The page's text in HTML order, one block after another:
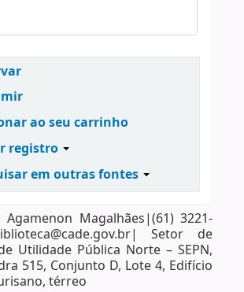
ao seu carrinho
registro
em outras fontes
Agamenon Magalhães|(61) 3221-
Setor de
Utilidade Pública Norte – SEPN,
515, Conjunto D, Lote 4, Edifício
térreo